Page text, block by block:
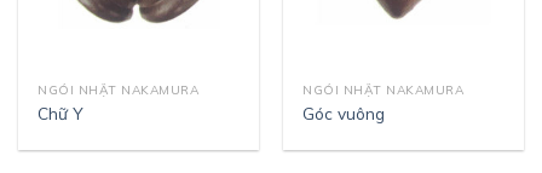
NGÓI NHẬT NAKAMURA
Chữ Y
NGÓI NHẬT NAKAMURA
Góc vuông